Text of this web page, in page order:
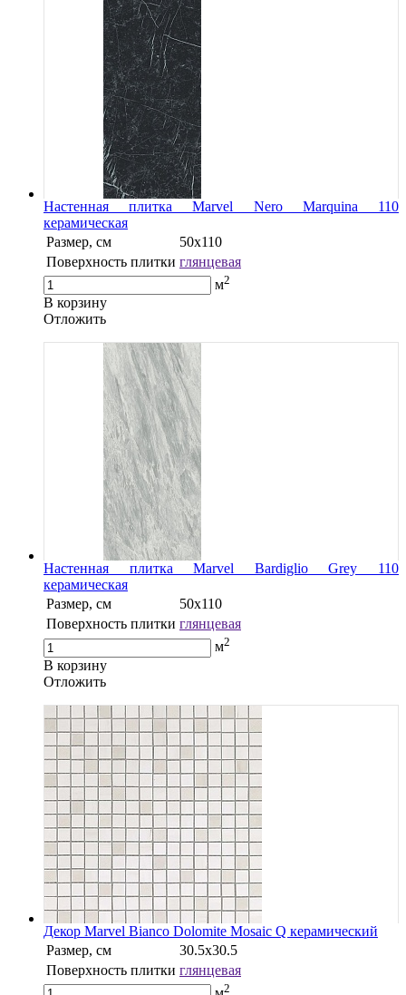
Настенная плитка Marvel Nero Marquina 110
керамическая
Размер, см
50х110
Поверхность плитки глянцевая
м2
В корзину
Oтложить
Настенная плитка Marvel Bardiglio Grey 110
керамическая
Размер, см
50х110
Поверхность плитки глянцевая
м2
В корзину
Oтложить
Декор Marvel Bianco Dolomite Mosaic Q керамический
Размер, см
30.5х30.5
Поверхность плитки глянцевая
2